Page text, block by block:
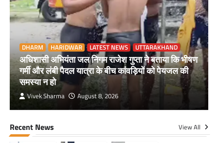
DHARM HARIDWAR LATEST NEWS UTTARAKHAND
अधिशासी अभियंता जल निगम राजेश गुप्ता ने बताया कि भीषण
गर्मी और लंबी पैदल यात्रा के बीच कांवड़ियों को पेयजल की
समस्या न हो
Vivek Sharma August 8, 2026
Recent News View All